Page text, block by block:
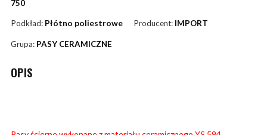
750
Podkład: Płótno poliestrowe Producent: IMPORT
Grupa: PASY CERAMICZNE
OPIS